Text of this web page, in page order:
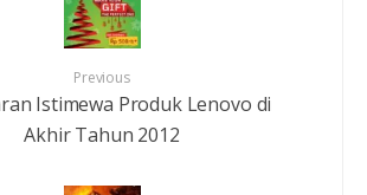
Previous
Istimewa Produk Lenovo di
Akhir Tahun 2012